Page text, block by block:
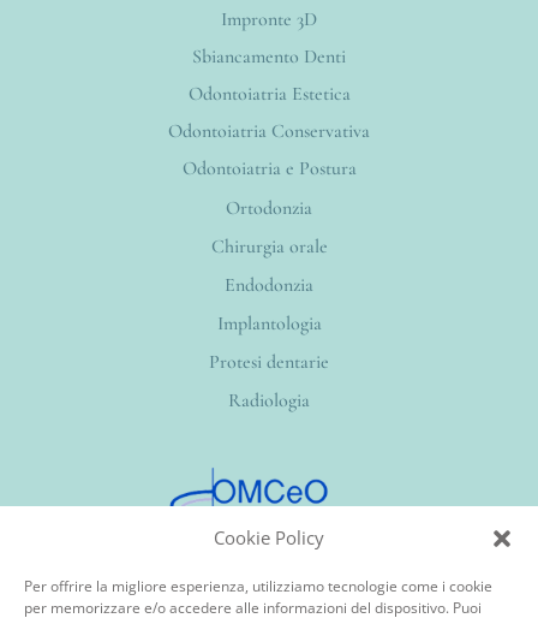
Cookie Policy
Per offrire la migliore esperienza, utilizziamo tecnologie come i cookie
per memorizzare e/o accedere alle informazioni del dispositivo. Puoi
Impronte 3D
Sbiancamento Denti
Odontoiatria Estetica
Odontoiatria Conservativa
Odontoiatria e Postura
Ortodonzia
Chirurgia orale
Endodonzia
Implantologia
Protesi dentarie
Radiologia